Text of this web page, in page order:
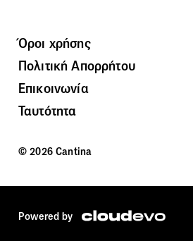
Όροι χρήσης
Πολιτική Απορρήτου
Επικοινωνία
Ταυτότητα
© 2026 Cantina
Powered by